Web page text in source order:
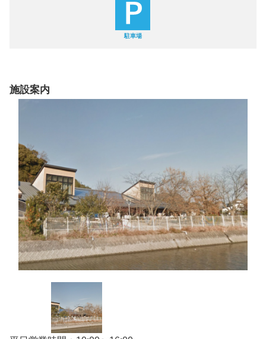
駐車場
施設案内